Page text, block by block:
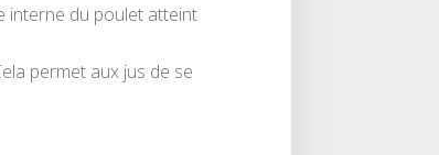
interne du poulet atteint
permet aux jus de se